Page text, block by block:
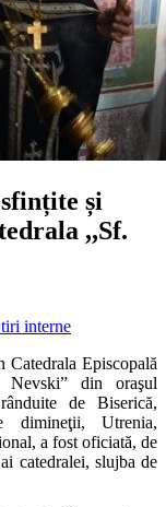
și
,,Sf.
interne
Episcopală
Nevski” din oraşul
de Biserică,
dimineţii, Utrenia,
a fost oficiată, de
catedralei, slujba de